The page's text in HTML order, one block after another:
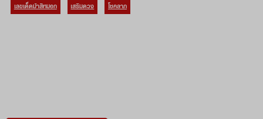
เลขเด็ดม้าสีหมอก
เสริมดวง โชคลาภ